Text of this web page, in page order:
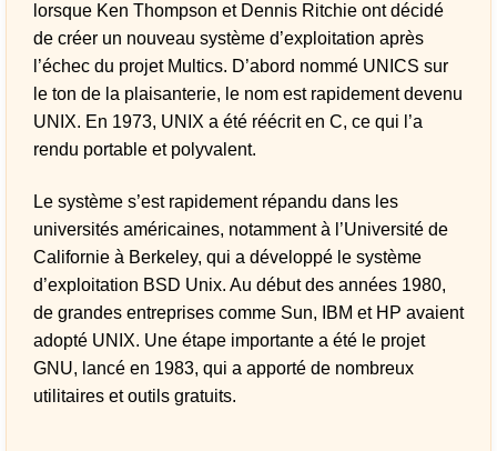
lorsque Ken Thompson et Dennis Ritchie ont décidé
de créer un nouveau système d’exploitation après
l’échec du projet Multics. D’abord nommé UNICS sur
le ton de la plaisanterie, le nom est rapidement devenu
UNIX. En 1973, UNIX a été réécrit en C, ce qui l’a
rendu portable et polyvalent.
Le système s’est rapidement répandu dans les
universités américaines, notamment à l’Université de
Californie à Berkeley, qui a développé le système
d’exploitation BSD Unix. Au début des années 1980,
de grandes entreprises comme Sun, IBM et HP avaient
adopté UNIX. Une étape importante a été le projet
GNU, lancé en 1983, qui a apporté de nombreux
utilitaires et outils gratuits.